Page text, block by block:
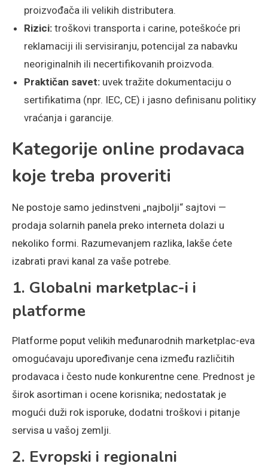
proizvođača ili velikih distributera.
Rizici: troškovi transporta i carine, poteškoće pri
reklamaciji ili servisiranju, potencijal za nabavku
neoriginalnih ili necertifikovanih proizvoda.
Praktičan savet: uvek tražite dokumentaciju o
sertifikatima (npr. IEC, CE) i jasno definisanu politiку
vraćanja i garancije.
Kategorije online prodavaca
koje treba proveriti
Ne postoje samo jedinstveni „najbolji“ sajtovi —
prodaja solarnih panela preko interneta dolazi u
nekoliko formi. Razumevanjem razlika, lakše ćete
izabrati pravi kanal za vaše potrebe.
1. Globalni marketplac-i i
platforme
Platforme poput velikih međunarodnih marketplac-eva
omogućavaju upoređivanje cena između različitih
prodavaca i često nude konkurentne cene. Prednost je
širok asortiman i ocene korisnika; nedostatak je
mogući duži rok isporuke, dodatni troškovi i pitanje
servisa u vašoj zemlji.
2. Evropski i regionalni